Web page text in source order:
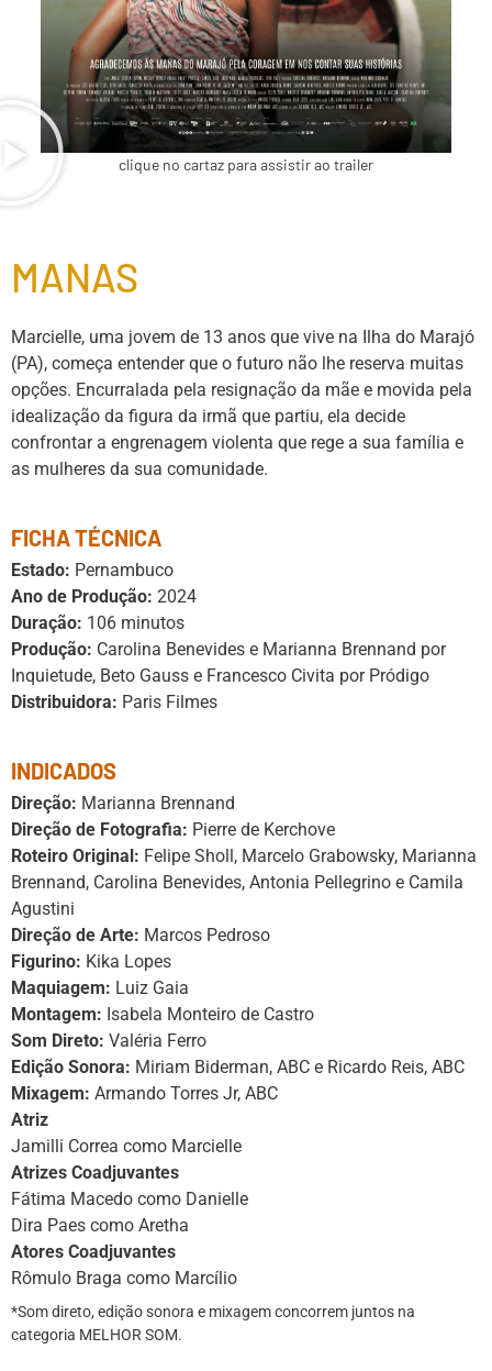
clique no cartaz para assistir ao trailer
MANAS
Marcielle, uma jovem de 13 anos que vive na Ilha do Marajó
(PA), começa entender que o futuro não lhe reserva muitas
opções. Encurralada pela resignação da mãe e movida pela
idealização da figura da irmã que partiu, ela decide
confrontar a engrenagem violenta que rege a sua família e
as mulheres da sua comunidade.
FICHA TÉCNICA
Estado: Pernambuco
Ano de Produção: 2024
Duração: 106 minutos
Produção: Carolina Benevides e Marianna Brennand por
Inquietude, Beto Gauss e Francesco Civita por Pródigo
Distribuidora: Paris Filmes
INDICADOS
Direção: Marianna Brennand
Direção de Fotografia: Pierre de Kerchove
Roteiro Original: Felipe Sholl, Marcelo Grabowsky, Marianna
Brennand, Carolina Benevides, Antonia Pellegrino e Camila
Agustini
Direção de Arte: Marcos Pedroso
Figurino: Kika Lopes
Maquiagem: Luiz Gaia
Montagem: Isabela Monteiro de Castro
Som Direto: Valéria Ferro
Edição Sonora: Miriam Biderman, ABC e Ricardo Reis, ABC
Mixagem: Armando Torres Jr, ABC
Atriz
Jamilli Correa como Marcielle
Atrizes Coadjuvantes
Fátima Macedo como Danielle
Dira Paes como Aretha
Atores Coadjuvantes
Rômulo Braga como Marcílio
*Som direto, edição sonora e mixagem concorrem juntos na
categoria MELHOR SOM.